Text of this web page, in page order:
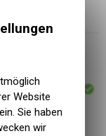
Website
Sie haben
wir